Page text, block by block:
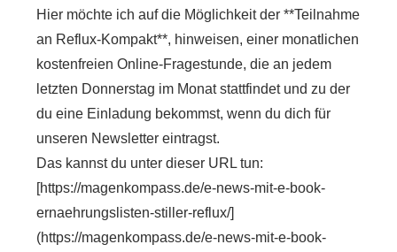
Hier möchte ich auf die Möglichkeit der **Teilnahme
an Reflux-Kompakt**, hinweisen, einer monatlichen
kostenfreien Online-Fragestunde, die an jedem
letzten Donnerstag im Monat stattfindet und zu der
du eine Einladung bekommst, wenn du dich für
unseren Newsletter eintragst.
Das kannst du unter dieser URL tun:
[https://magenkompass.de/e-news-mit-e-book-
ernaehrungslisten-stiller-reflux/]
(https://magenkompass.de/e-news-mit-e-book-